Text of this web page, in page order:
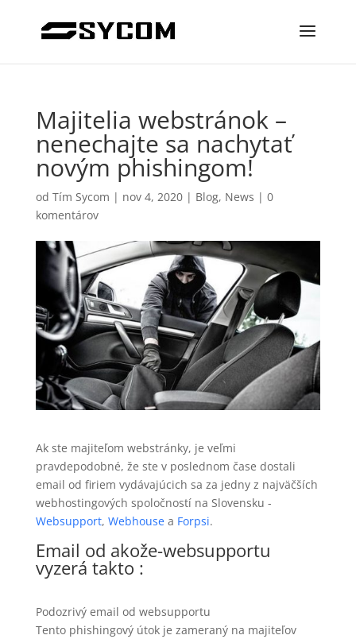
Majitelia webstránok –
nenechajte sa nachytať
novým phishingom!
od Tím Sycom | nov 4, 2020| Blog, News | 0
komentárov
Ak ste majiteľom webstránky, je veľmi
pravdepodobné, že ste v poslednom čase dostali
email od firiem vydávajúcich sa za jedny z najväčších
webhostingových spoločností na Slovensku -
Websupport, Webhousea Forpsi.
Email od akože-websupportu
vyzerá takto :
Podozrivý email od websupportu
Tento phishingový útok je zameraný na majiteľov